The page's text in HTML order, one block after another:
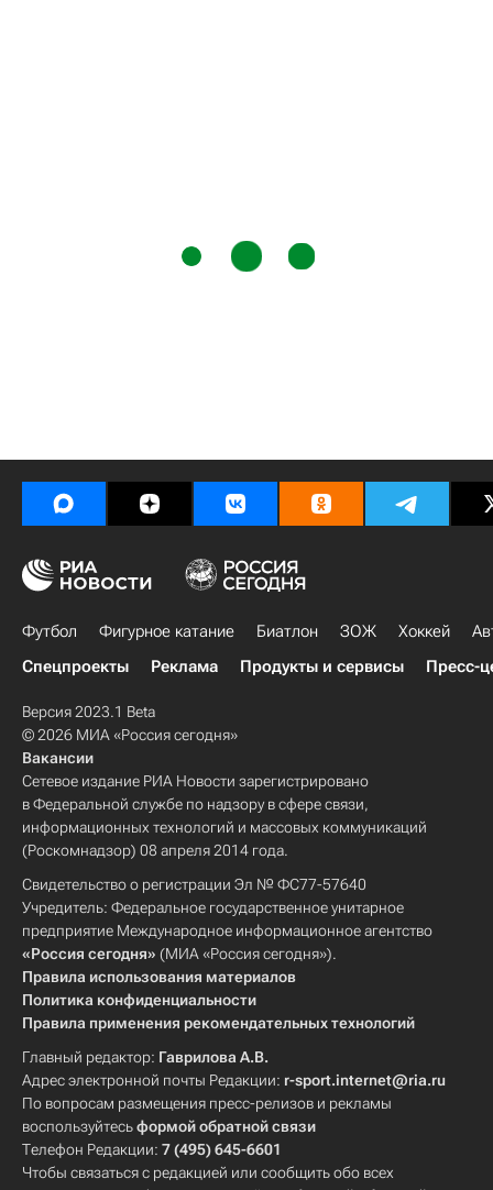
Футбол Фигурное катание Биатлон ЗОЖ Хоккей
Спецпроекты
Реклама Продукты и сервисы Пресс-
Версия 2023.1 Beta
© 2026 МИА «Россия сегодня»
Вакансии
Сетевое издание РИА Новости зарегистрировано
в Федеральной службе по надзору в сфере связи,
информационных технологий и массовых коммуникаций
(Роскомнадзор) 08 апреля 2014 года.
Свидетельство о регистрации Эл № ФС77-57640
Учредитель: Федеральное государственное унитарное
предприятие Международное информационное агентство
«Россия сегодня» (МИА «Россия сегодня»).
Правила использования материалов
Политика конфиденциальности
Правила применения рекомендательных технологий
Главный редактор: Гаврилова А.В.
Адрес электронной почты Редакции: r-sport.internet@ria.ru
По вопросам размещения пресс-релизов и рекламы
воспользуйтесьформой обратной связи
Телефон Редакции: 7 (495) 645-6601
Чтобы связаться с редакцией или сообщить обо всех